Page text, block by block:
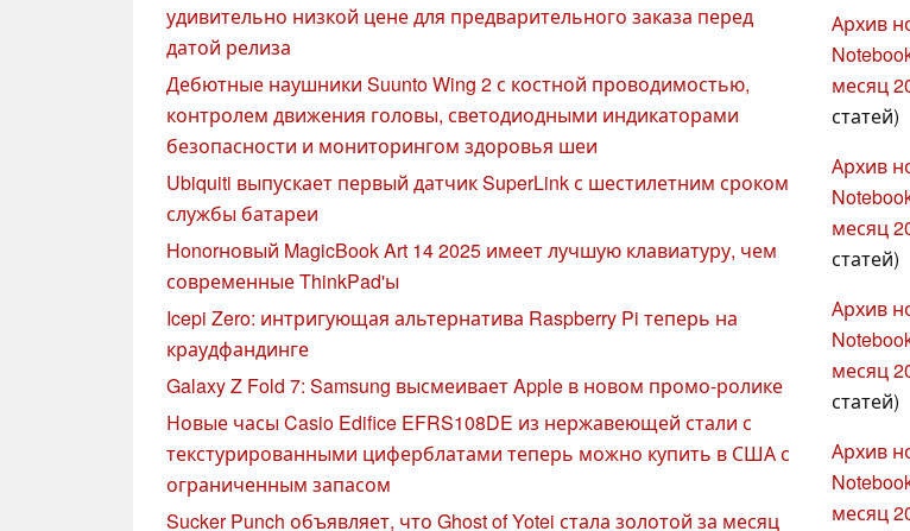
удивительно низкой цене для предварительного заказа перед
датой релиза
Дебютные наушники Suunto Wing 2 с костной проводимостью,
контролем движения головы, светодиодными индикаторами
безопасности и мониторингом здоровья шеи
Ubiquiti выпускает первый датчик SuperLink с шестилетним сроком
службы батареи
Honorновый MagicBook Art 14 2025 имеет лучшую клавиатуру, чем
современные ThinkPad'ы
Icepi Zero: интригующая альтернатива Raspberry Pi теперь на
краудфандинге
Galaxy Z Fold 7: Samsung высмеивает Apple в новом промо-ролике
Новые часы Casio Edifice EFRS108DE из нержавеющей стали с
текстурированными циферблатами теперь можно купить в США с
ограниченным запасом
Sucker Punch объявляет, что Ghost of Yotei стала золотой за месяц
Архив
месяц
статей)
Архив
месяц
статей)
Архив
месяц
статей)
Архив
месяц